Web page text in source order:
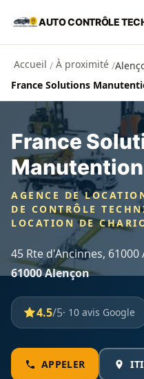
Aller au contenu
AUTO CONTRÔLE
Accueil / À proximité /
France Solutions
France
Manutention
AGENCE DE
DE CONTRÔLE
LOCATION DE
45 Rte d'Ancinnes,
61000 Alençon
4.5/5· 10 avis Google
APPELER